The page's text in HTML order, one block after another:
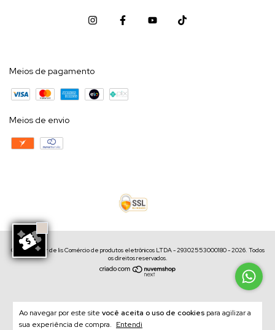
Ao navegar por este site você aceita o uso de cookies para agilizar a
sua experiência de compra. Entendi
Meios de pagamento
Meios de envio
Copyright Flor de lis Comércio de produtos eletrônicos LTDA - 29302553000180 - 2026. Todos
os direitos reservados.